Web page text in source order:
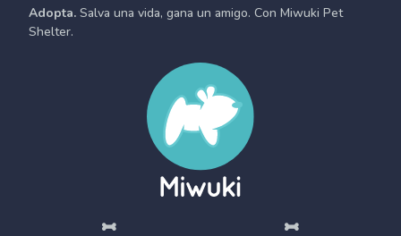
Adopta. Salva una vida, gana un amigo. Con Miwuki Pet
Shelter.